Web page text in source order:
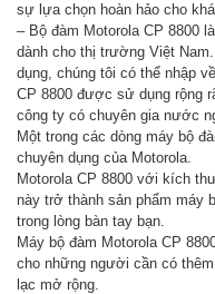
sự lựa chọn hoàn hảo cho
– Bộ đàm Motorola CP 8800
dành cho thị trường Việt
dụng, chúng tôi có thể nhập
CP 8800 được sử dụng rộng
công ty có chuyên gia nước
Một trong các dòng máy bộ
chuyên dụng của Motorola.
Motorola CP 8800 với kích
này trở thành sản phẩm máy
trong lòng bàn tay bạn.
Máy bộ đàm Motorola CP
cho những người cần có
lạc mở rộng.